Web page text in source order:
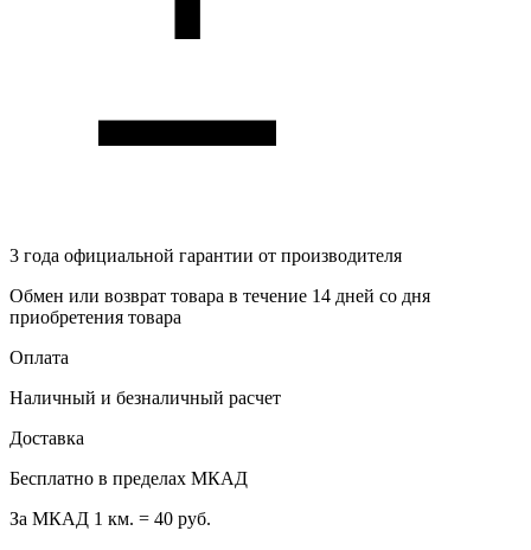
3 года официальной гарантии от производителя
Обмен или возврат товара в течение 14 дней со дня
приобретения товара
Оплата
Наличный и безналичный расчет
Доставка
Бесплатно в пределах МКАД
За МКАД 1 км. = 40 руб.